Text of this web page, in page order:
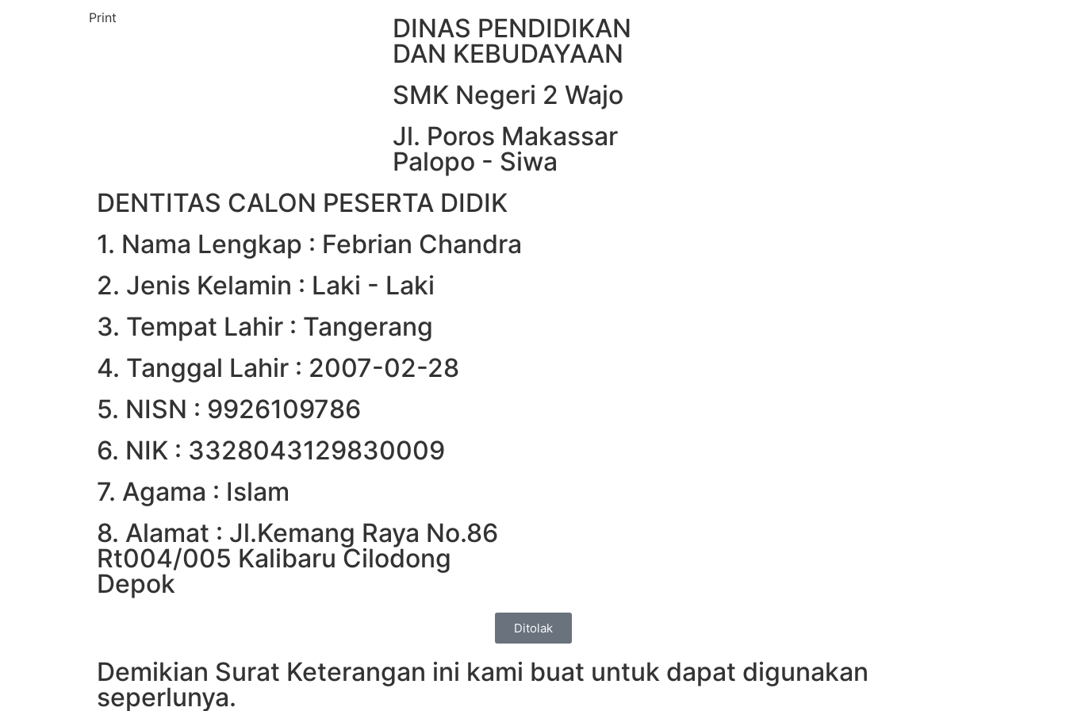
DINAS PENDIDIKAN
DAN KEBUDAYAAN
SMK Negeri 2 Wajo
Jl. Poros Makassar
Palopo - Siwa
DENTITAS CALON PESERTA DIDIK
1. Nama Lengkap : Febrian Chandra
2. Jenis Kelamin : Laki - Laki
3. Tempat Lahir : Tangerang
4. Tanggal Lahir : 2007-02-28
5. NISN : 9926109786
6. NIK : 3328043129830009
7. Agama : Islam
8. Alamat : Jl.Kemang Raya No.86
Rt004/005 Kalibaru Cilodong
Depok
Ditolak
Demikian Surat Keterangan ini kami buat untuk dapat digunakan
seperlunya.
Print